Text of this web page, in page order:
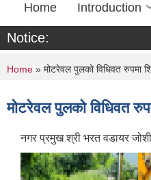
Home Introduction
Notice:
You are here
Home » मोटरेवल पुलको विधिवत रुपमा
मोटरेवल पुलको विधिवत
नगर प्रमुख श्री भरत वडायर